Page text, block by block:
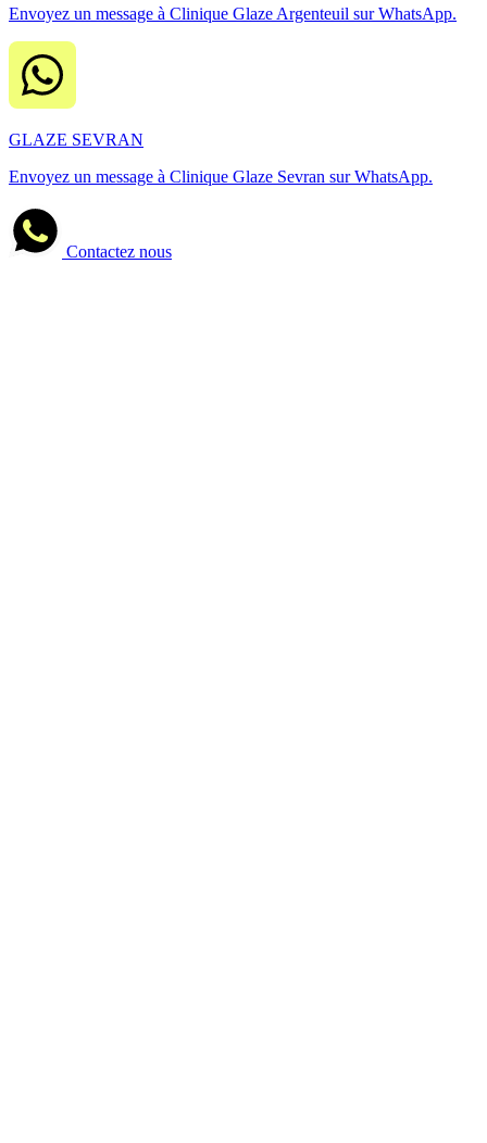
Envoyez un message à Clinique Glaze Argenteuil sur WhatsApp.
GLAZE SEVRAN
Envoyez un message à Clinique Glaze Sevran sur WhatsApp.
Contactez nous